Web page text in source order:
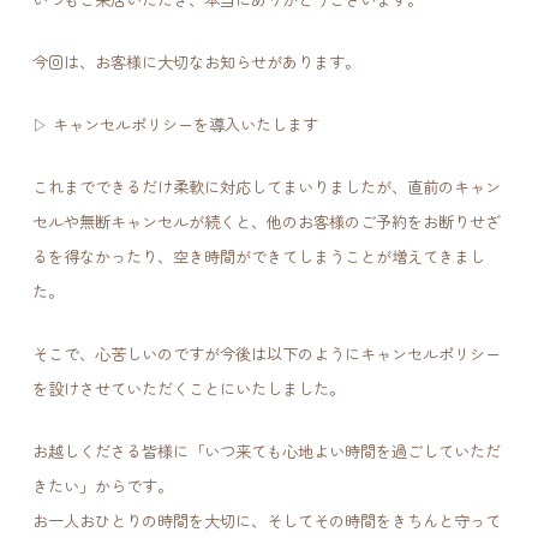
今回は、お客様に大切なお知らせがあります。
▷ キャンセルポリシーを導入いたします
これまでできるだけ柔軟に対応してまいりましたが、直前のキャン
セルや無断キャンセルが続くと、他のお客様のご予約をお断りせざ
るを得なかったり、空き時間ができてしまうことが増えてきまし
た。
そこで、心苦しいのですが今後は以下のようにキャンセルポリシー
を設けさせていただくことにいたしました。
お越しくださる皆様に「いつ来ても心地よい時間を過ごしていただ
きたい」からです。
お一人おひとりの時間を大切に、そしてその時間をきちんと守って